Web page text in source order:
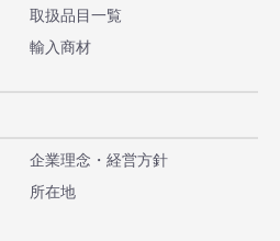
取扱品目一覧
輸入商材
企業理念・経営方針
所在地